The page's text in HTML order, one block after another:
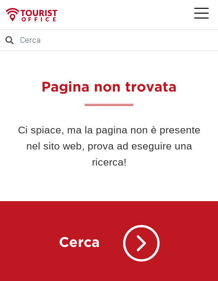
Pagina non trovata
Ci spiace, ma la pagina non è presente
nel sito web, prova ad eseguire una
ricerca!
Cerca